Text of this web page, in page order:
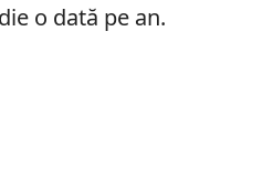
o dată pe an.